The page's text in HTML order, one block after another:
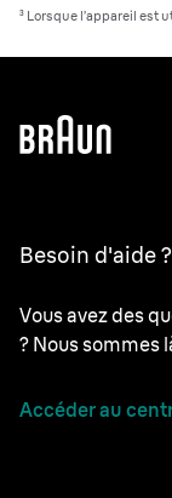
³ Lorsque l’appareil est
Besoin d'aide ?
Vous avez des
? Nous sommes
Accéder au